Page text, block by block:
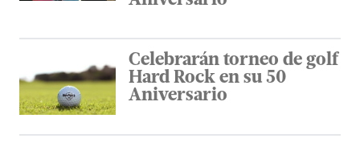
Celebrarán torneo de golf
Hard Rock en su 50
Aniversario